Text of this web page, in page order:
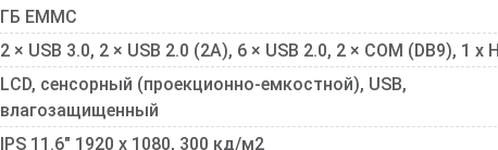
ГБ EMMC
2 × USB 3.0, 2 × USB 2.0 (2А), 6 × USB 2.0, 2 × COM (DB9), 1 x
LCD, сенсорный (проекционно-емкостной), USB,
влагозащищенный
IPS 11.6" 1920 x 1080, 300 кд/м2